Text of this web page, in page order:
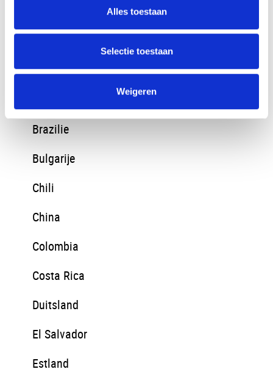
Alles toestaan
Selectie toestaan
Weigeren
Baltische Staten
Belize
Bosnie en Herzegovina
Brazilie
Bulgarije
Chili
China
Colombia
Costa Rica
Duitsland
El Salvador
Estland